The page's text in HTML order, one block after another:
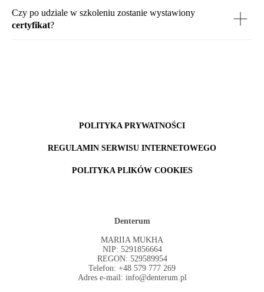
Czy po udziale w szkoleniu zostanie wystawiony
certyfikat?
POLITYKA PRYWATNOŚCI
REGULAMIN SERWISU INTERNETOWEGO
POLITYKA PLIKÓW COOKIES
Denterum
MARIIA MUKHA
NIP: 5291856664
REGON: 529589954
Telefon: +48 579 777 269
Adres e-mail: info@denterum.pl